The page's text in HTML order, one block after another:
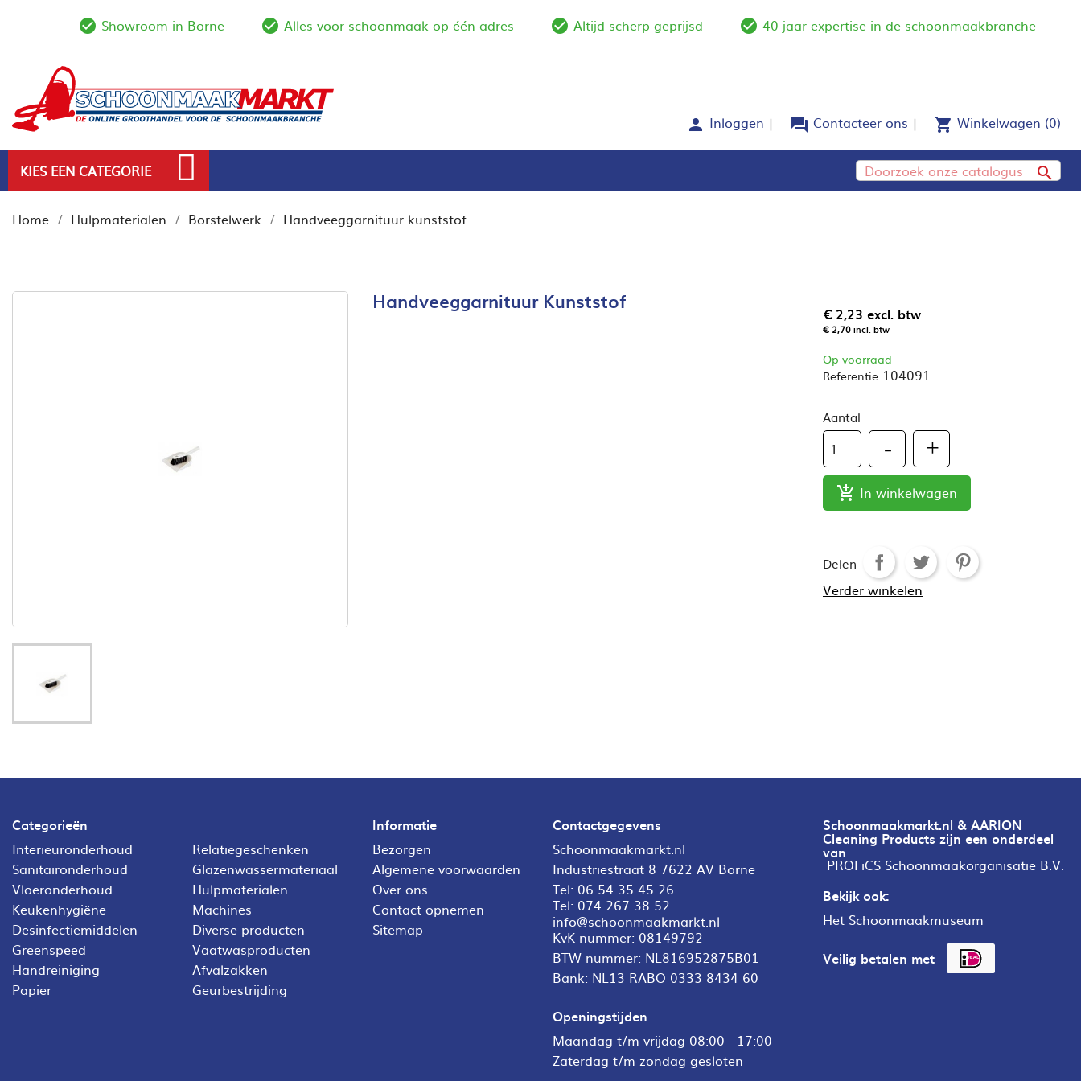
check_circle_outline
Showroom in Borne check_circle_outline
Alles voor schoonmaak op één adres check_circle_outline
Altijd scherp geprijsd check_circle_outline
40 jaar expertise in de schoonmaakbranche
person Inloggen forum Contacteer ons shopping_cart Winkelwagen (0)
KIES EEN CATEGORIE 
Home Hulpmaterialen Borstelwerk Handveeggarnituur kunststof
Handveeggarnituur Kunststof € 2,23 excl. btw
€ 2,70incl. btw
Op voorraad
Referentie 104091
Aantal
 In winkelwagen
Delen
Verder winkelen
Categorieën
Interieuronderhoud
Sanitaironderhoud
Vloeronderhoud
Keukenhygiëne
Desinfectiemiddelen
Greenspeed
Handreiniging
Papier
Relatiegeschenken
Glazenwassermateriaal
Hulpmaterialen
Machines
Diverse producten
Vaatwasproducten
Afvalzakken
Geurbestrijding
Informatie
Bezorgen
Algemene voorwaarden
Over ons
Contact opnemen
Sitemap
Contactgegevens
Schoonmaakmarkt.nl
Industriestraat 8 7622 AV Borne
Tel: 06 54 35 45 26
Tel: 074 267 38 52
info@schoonmaakmarkt.nl
KvK nummer: 08149792
BTW nummer: NL816952875B01
Bank: NL13 RABO 0333 8434 60
Openingstijden
Maandag t/m vrijdag 08:00 - 17:00
Zaterdag t/m zondag gesloten
Schoonmaakmarkt.nl & AARION
Cleaning Products zijn een onderdeel
van
PROFiCS Schoonmaakorganisatie B.V.
Bekijk ook:
Het Schoonmaakmuseum
Veilig betalen met